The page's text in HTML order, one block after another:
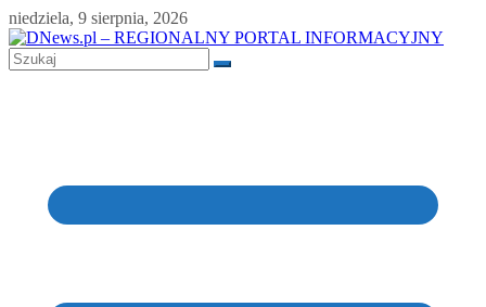
Skip
to
content
niedziela, 9 sierpnia, 2026